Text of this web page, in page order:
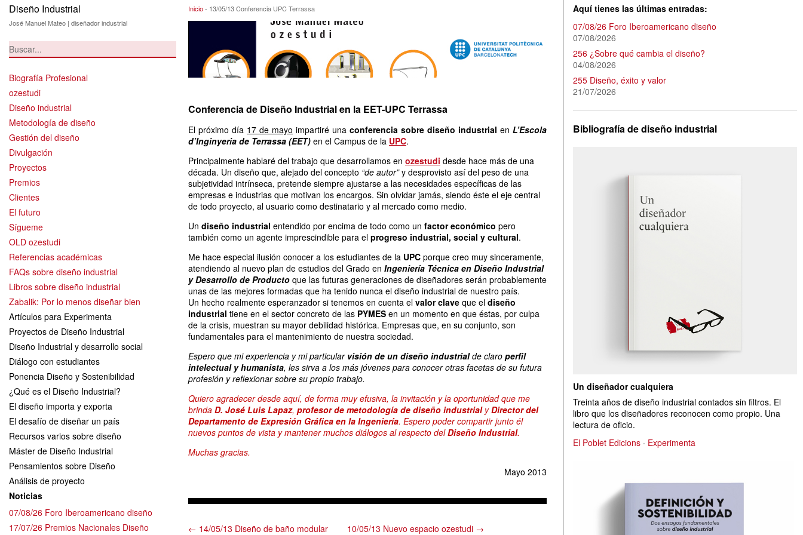
Diseño Industrial
José Manuel Mateo | diseñador industrial
Biografía Profesional
ozestudi
Diseño industrial
Metodología de diseño
Gestión del diseño
Divulgación
Proyectos
Premios
Clientes
El futuro
Sígueme
OLD ozestudi
Referencias académicas
FAQs sobre diseño industrial
Libros sobre diseño industrial
Zabalik: Por lo menos diseñar bien
Artículos para Experimenta
Proyectos de Diseño Industrial
Diseño Industrial y desarrollo social
Diálogo con estudiantes
Ponencia Diseño y Sostenibilidad
¿Qué es el Diseño Industrial?
El diseño importa y exporta
El desafío de diseñar un país
Recursos varios sobre diseño
Máster de Diseño Industrial
Pensamientos sobre Diseño
Análisis de proyecto
Noticias
07/08/26 Foro Iberoamericano diseño
17/07/26 Premios Nacionales Diseño
13/05/13 Conferencia UPC Terrassa
Inicio- 13/05/13 Conferencia UPC Terrassa
Conferencia de Diseño Industrial en la EET-UPC Terrassa
El próximo día 17 de mayo impartiré una conferencia sobre diseño industrial en L’Escola
d’Inginyeria de Terrassa (EET) en el Campus de la UPC.
Principalmente hablaré del trabajo que desarrollamos en ozestudi desde hace más de una
década. Un diseño que, alejado del concepto “de autor”y desprovisto así del peso de una
subjetividad intrínseca, pretende siempre ajustarse a las necesidades específicas de las
empresas e industrias que motivan los encargos. Sin olvidar jamás, siendo éste el eje central
de todo proyecto, al usuario como destinatario y al mercado como medio.
Un diseño industrial entendido por encima de todo como un factor económico pero
también como un agente imprescindible para el progreso industrial, social y cultural.
Me hace especial ilusión conocer a los estudiantes de la UPC porque creo muy sinceramente,
atendiendo al nuevo plan de estudios del Grado en Ingeniería Técnica en Diseño Industrial
y Desarrollo de Producto que las futuras generaciones de diseñadores serán probablemente
unas de las mejores formadas que ha tenido nunca el diseño industrial de nuestro país.
Un hecho realmente esperanzador si tenemos en cuenta el valor clave que el diseño
industrial tiene en el sector concreto de las PYMES en un momento en que éstas, por culpa
de la crisis, muestran su mayor debilidad histórica. Empresas que, en su conjunto, son
fundamentales para el mantenimiento de nuestra sociedad.
Espero que mi experiencia y mi particular visión de un diseño industrialde claro perfil
intelectual y humanista, les sirva a los más jóvenes para conocer otras facetas de su futura
profesión y reflexionar sobre su propio trabajo.
Quiero agradecer desde aquí, de forma muy efusiva, la invitación y la oportunidad que me
brinda D. José Luis Lapaz, profesor de metodología de diseño industrialyDirector del
Departamento de Expresión Gráfica en la Ingeniería. Espero poder compartir junto él
nuevos puntos de vista y mantener muchos diálogos al respecto delDiseño Industrial.
Muchas gracias.
Mayo 2013
← 14/05/13 Diseño de baño modular 10/05/13 Nuevo espacio ozestudi →
Aquí tienes las últimas entradas:
07/08/26 Foro Iberoamericano diseño
07/08/2026
256 ¿Sobre qué cambia el diseño?
04/08/2026
255 Diseño, éxito y valor
21/07/2026
Bibliografía de diseño industrial
Un diseñador cualquiera
Treinta años de diseño industrial contados sin filtros. El
libro que los diseñadores reconocen como propio. Una
lectura de oficio.
El Poblet Edicions · Experimenta